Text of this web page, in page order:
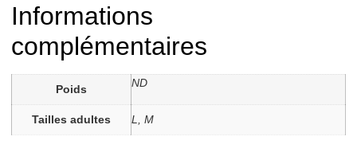
Informations
complémentaires
Poids ND
Tailles adultes L, M